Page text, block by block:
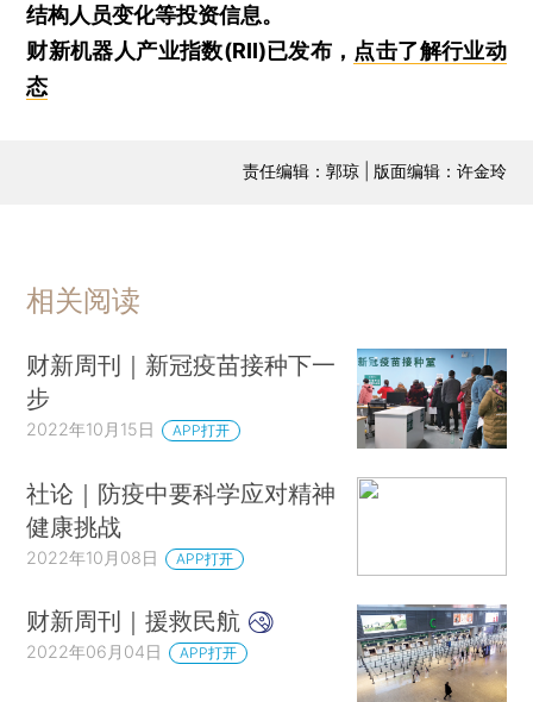
结构人员变化等投资信息。
财新机器人产业指数(RII)已发布， 点击了解行业动
态
责任编辑：郭琼 | 版面编辑：许金玲
相关阅读
财新周刊｜新冠疫苗接种下一
步
2022年10月15日 APP打开
社论｜防疫中要科学应对精神
健康挑战
2022年10月08日 APP打开
财新周刊｜援救民航
2022年06月04日 APP打开